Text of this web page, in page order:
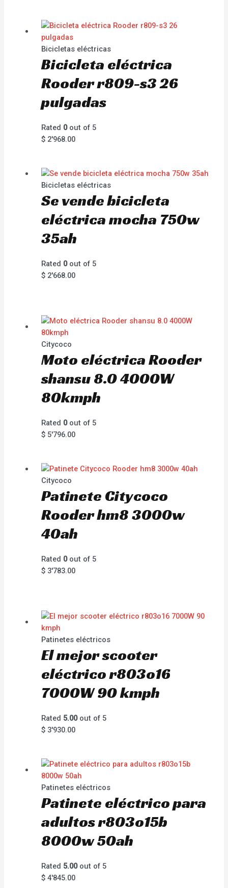
Bicicletas eléctricas
Bicicleta eléctrica
Rooder r809-s3 26
pulgadas
Rated 0out of 5
$2'968.00
Bicicletas eléctricas
Se vende bicicleta
eléctrica mocha 750w
35ah
Rated 0out of 5
$2'668.00
Citycoco
Moto eléctrica Rooder
shansu 8.0 4000W
80kmph
Rated 0out of 5
$5'796.00
Citycoco
Patinete Citycoco
Rooder hm8 3000w
40ah
Rated 0out of 5
$3'783.00
Patinetes eléctricos
El mejor scooter
eléctrico r803o16
7000W 90 kmph
Rated 5.00out of 5
$3'930.00
Patinetes eléctricos
Patinete eléctrico para
adultos r803o15b
8000w 50ah
Rated 5.00out of 5
$4'845.00